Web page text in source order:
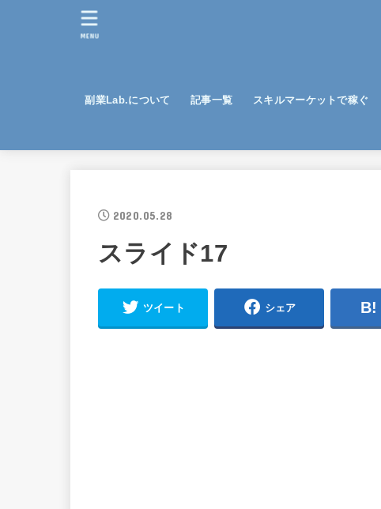
副業Lab.について 記事一覧 スキルマーケットで稼ぐ
MENU
2020.05.28
スライド17
ツイート シェア